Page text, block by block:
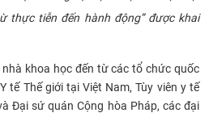
thực tiễn đến hành động” được khai
khoa học đến từ các tổ chức quốc
tế Thế giới tại Việt Nam, Tùy viên y tế
Đại sứ quán Cộng hòa Pháp, các đại